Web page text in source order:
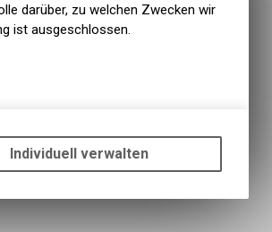
darüber, zu welchen Zwecken wir
ist ausgeschlossen.
unseres Online-Angebots, wie die
Bitte beachten Sie, dass die
Individuell verwalten